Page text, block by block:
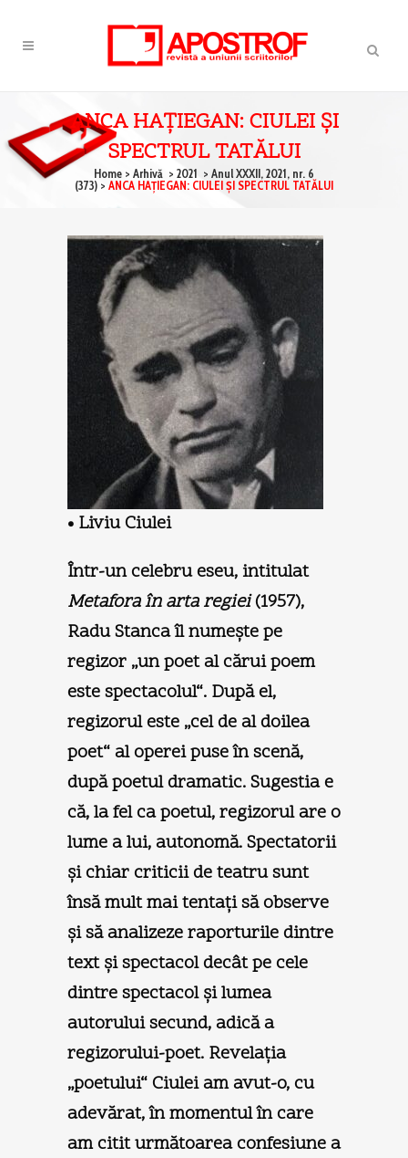
ANCA HAŢIEGAN: CIULEI ŞI
SPECTRUL TATĂLUI
Home > Arhivă > 2021 > Anul XXXII, 2021, nr. 6
(373) > ANCA HAŢIEGAN: CIULEI ŞI SPECTRUL TATĂLUI
• Liviu Ciulei
Într-un celebru eseu, intitulat
Metafora în arta regiei(1957),
Radu Stanca îl numeşte pe
regizor „un poet al cărui poem
este spectacolul“. După el,
regizorul este „cel de al doilea
poet“ al operei puse în scenă,
după poetul dramatic. Sugestia e
că, la fel ca poetul, regizorul are o
lume a lui, autonomă. Spectatorii
şi chiar criticii de teatru sunt
însă mult mai tentaţi să observe
şi să analizeze raporturile dintre
text şi spectacol decât pe cele
dintre spectacol şi lumea
autorului secund, adică a
regizorului-poet. Revelaţia
„poetului“ Ciulei am avut-o, cu
adevărat, în momentul în care
am citit următoarea confesiune a